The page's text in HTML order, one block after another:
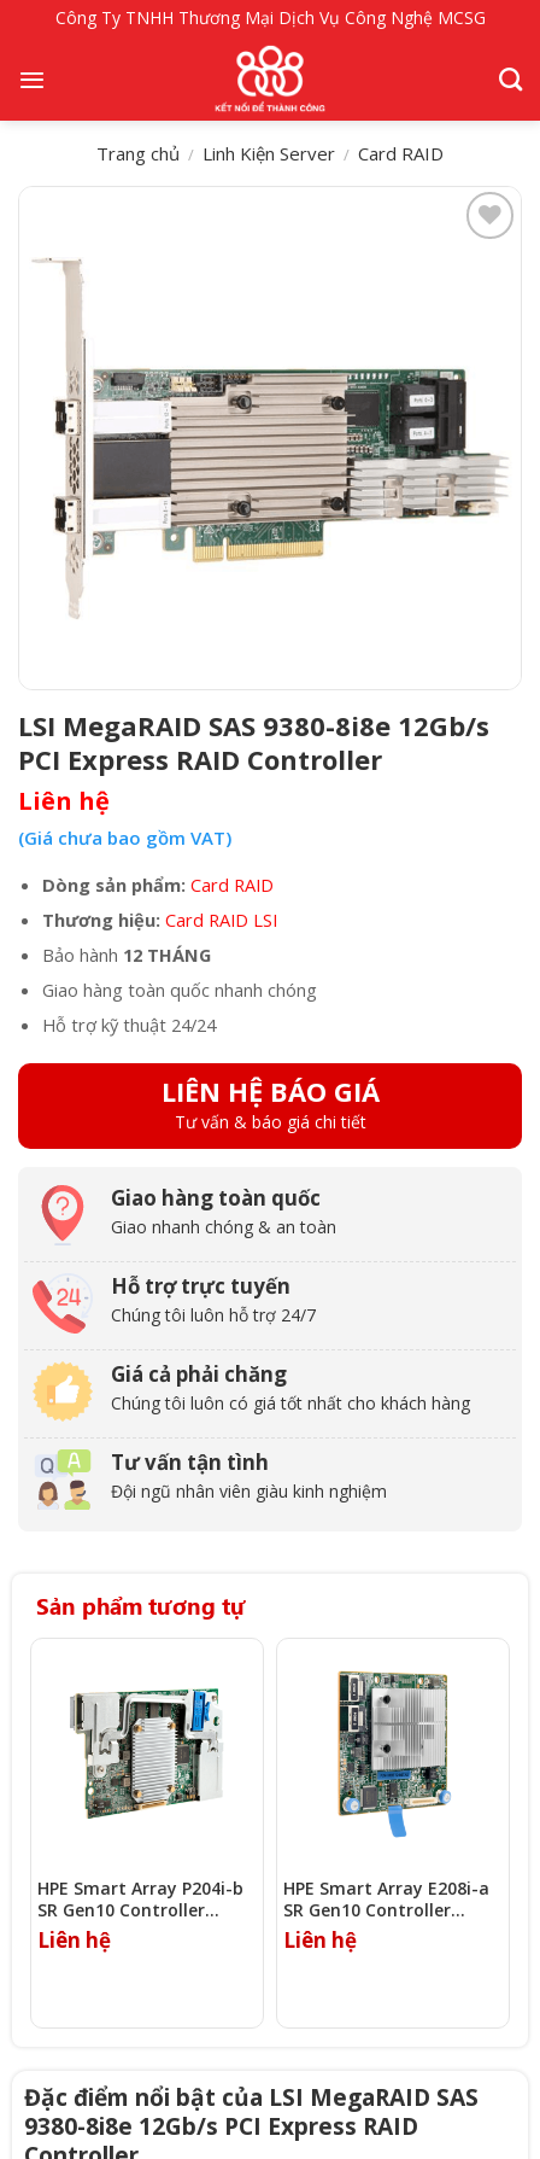
nội
Công Ty TNHH Thương Mại Dịch Vụ Công Nghệ MCSG
Trang chủ / Linh Kiện Server / Card RAID
LSI MegaRAID SAS 9380-8i8e 12Gb/s
PCI Express RAID Controller
Liên hệ
(Giá chưa bao gồm VAT)
Dòng sản phẩm: Card RAID
Thương hiệu: Card RAID LSI
Bảo hành 12 THÁNG
Giao hàng toàn quốc nhanh chóng
Hỗ trợ kỹ thuật 24/24
LIÊN HỆ BÁO GIÁ
Tư vấn & báo giá chi tiết
Giao hàng toàn quốc
Giao nhanh chóng & an toàn
Hỗ trợ trực tuyến
Chúng tôi luôn hỗ trợ 24/7
Giá cả phải chăng
Chúng tôi luôn có giá tốt nhất cho khách hàng
Tư vấn tận tình
Đội ngũ nhân viên giàu kinh nghiệm
Sản phẩm tương tự
HPE Smart Array P204i-b
SR Gen10 Controller
(804367-B21)
Liên hệ
HPE Smart Array E208i-a
SR Gen10 Controller
(804326-B21)
Liên hệ
Đặc điểm nổi bật của LSI MegaRAID SAS
9380-8i8e 12Gb/s PCI Express RAID